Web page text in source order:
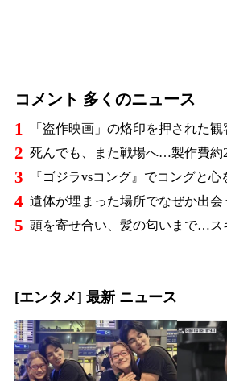
コメント 多くのニュース
1
2
3
4
5
[エンタメ] 最新 ニュース